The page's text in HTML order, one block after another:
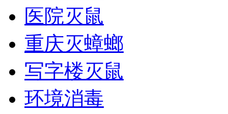
医院灭鼠
重庆灭蟑螂
写字楼灭鼠
环境消毒